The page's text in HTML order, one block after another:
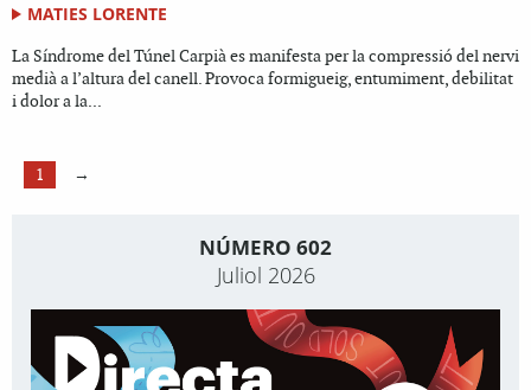
MATIES LORENTE
La Síndrome del Túnel Carpià es manifesta per la compressió del nervi
medià a l’altura del canell. Provoca formigueig, entumiment, debilitat
i dolor a la...
1 →
NÚMERO 602
Juliol 2026